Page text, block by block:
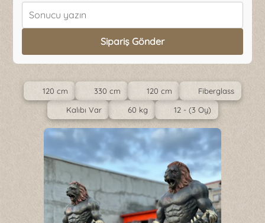
Sipariş Gönder
120 cm 330 cm 120 cm
Fiberglass
Kalıbı Var
60 kg 12 - (3 Oy)